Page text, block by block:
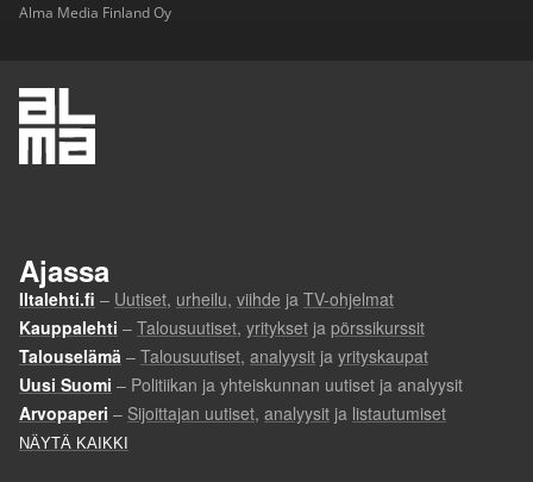
Alma Media Finland Oy